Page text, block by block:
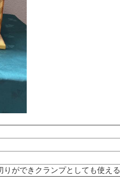
ができクランプとしても使える